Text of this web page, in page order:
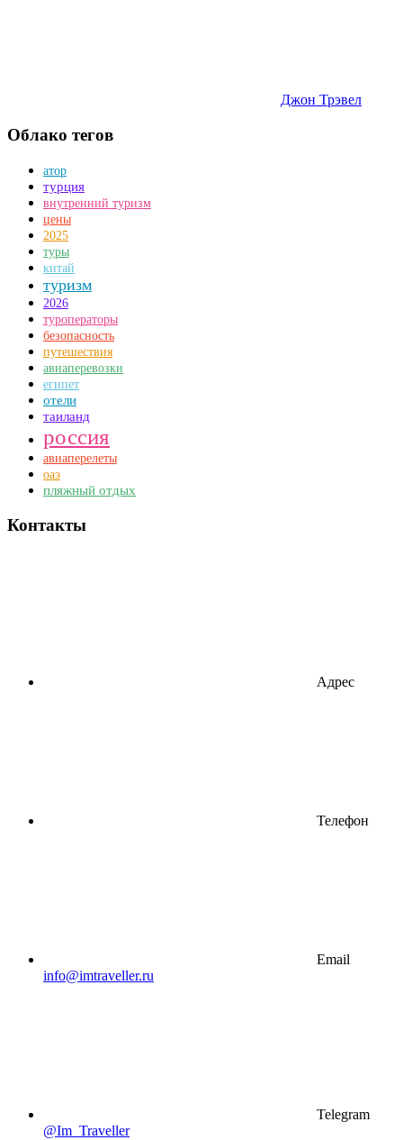
Джон Трэвел
Облако тегов
атор
турция
внутренний туризм
цены
2025
туры
китай
туризм
2026
туроператоры
безопасность
путешествия
авиаперевозки
египет
отели
таиланд
россия
авиаперелеты
оаэ
пляжный отдых
Контакты
Адрес
Телефон
Email
info@imtraveller.ru
Telegram
@Im_Traveller